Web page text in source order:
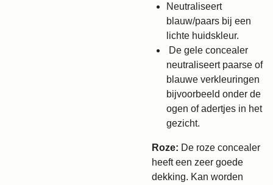
Neutraliseert
blauw/paars bij een
lichte huidskleur.
De gele concealer
neutraliseert paarse of
blauwe verkleuringen
bijvoorbeeld onder de
ogen of adertjes in het
gezicht.
Roze: De roze concealer
heeft een zeer goede
dekking. Kan worden